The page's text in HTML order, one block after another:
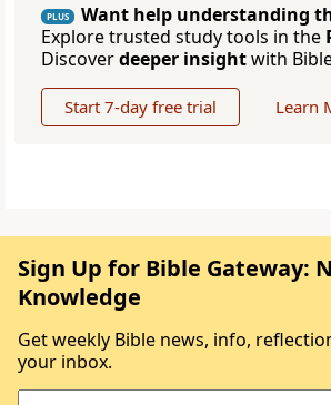
PLUS
Want help understanding
Explore trusted study tools in the
Discoverdeeper insightwith
Start 7-day free trial Learn
Sign Up for Bible Gateway:
Knowledge
Get weekly Bible news, info,
your inbox.